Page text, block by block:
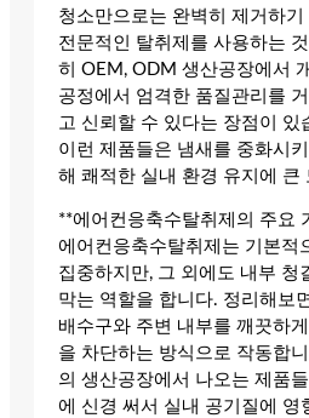
청소만으로는 완벽히 제거하
전문적인 탈취제를 사용하는
히 OEM, ODM 생산공장에서
공정에서 엄격한 품질관리를
고 신뢰할 수 있다는 장점이 있
이런 제품들은 냄새를 중화시
해 쾌적한 실내 환경 유지에 큰
**에어컨응축수탈취제의 주요
에어컨응축수탈취제는 기본적
집중하지만, 그 외에도 내부 청
막는 역할을 합니다. 정리해보
배수구와 주변 내부를 깨끗하
을 차단하는 방식으로 작동합
의 생산공장에서 나오는 제품
에 신경 써서 실내 공기질에 영